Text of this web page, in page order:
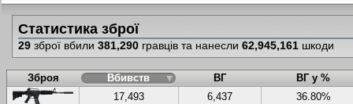
Статистика зброї
29зброї вбили 381,290гравців та нанесли 62,945,161шкоди
Зброя Вбивств ВГ
ВГ у %
17,493
6,437
36.80%